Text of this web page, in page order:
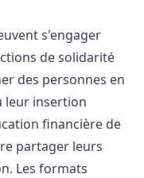
s'engager
de solidarité
des personnes en
leur insertion
financière de
partager leurs
Les formats